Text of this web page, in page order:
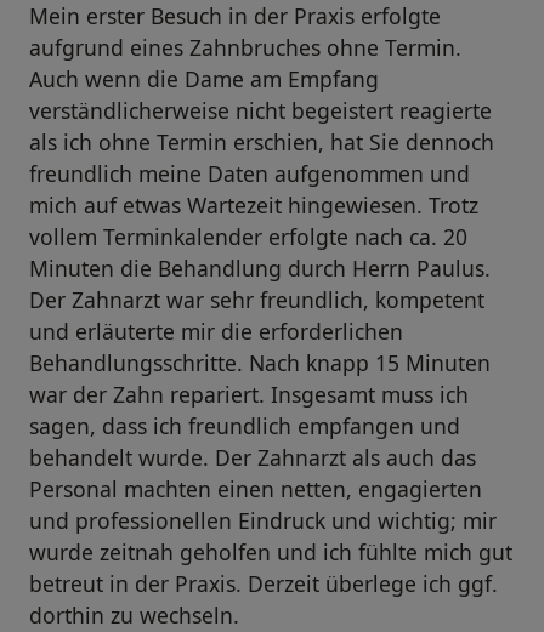
Mein erster Besuch in der Praxis erfolgte
aufgrund eines Zahnbruches ohne Termin.
Auch wenn die Dame am Empfang
verständlicherweise nicht begeistert reagierte
als ich ohne Termin erschien, hat Sie dennoch
freundlich meine Daten aufgenommen und
mich auf etwas Wartezeit hingewiesen. Trotz
vollem Terminkalender erfolgte nach ca. 20
Minuten die Behandlung durch Herrn Paulus.
Der Zahnarzt war sehr freundlich, kompetent
und erläuterte mir die erforderlichen
Behandlungsschritte. Nach knapp 15 Minuten
war der Zahn repariert. Insgesamt muss ich
sagen, dass ich freundlich empfangen und
behandelt wurde. Der Zahnarzt als auch das
Personal machten einen netten, engagierten
und professionellen Eindruck und wichtig; mir
wurde zeitnah geholfen und ich fühlte mich gut
betreut in der Praxis. Derzeit überlege ich ggf.
dorthin zu wechseln.